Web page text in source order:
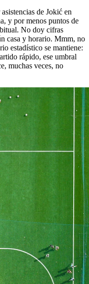
de Jokić en
y por menos puntos de
No doy cifras
casa y horario. Mmm, no
estadístico se mantiene:
rápido, ese umbral
muchas veces, no